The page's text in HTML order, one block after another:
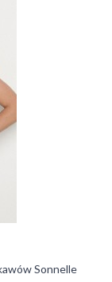
Sonnelle